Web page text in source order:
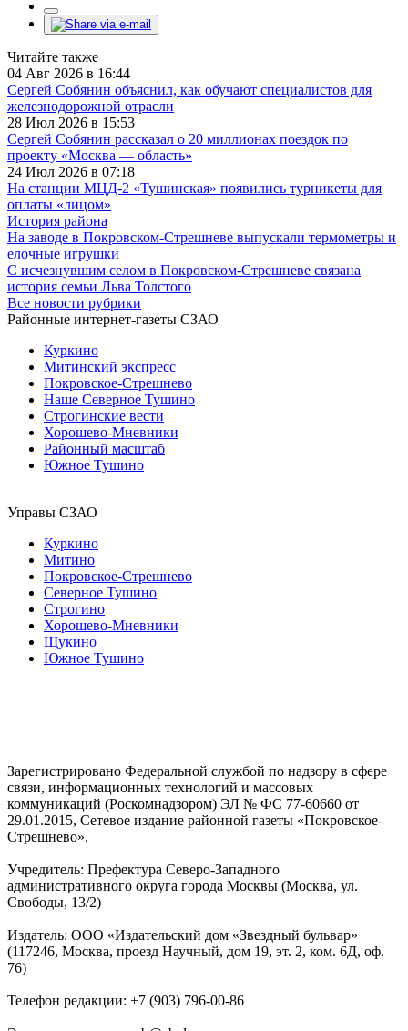
Читайте также
04 Авг 2026 в 16:44
Сергей Собянин объяснил, как обучают специалистов для
железнодорожной отрасли
28 Июл 2026 в 15:53
Сергей Собянин рассказал о 20 миллионах поездок по
проекту «Москва — область»
24 Июл 2026 в 07:18
На станции МЦД-2 «Тушинская» появились турникеты для
оплаты «лицом»
История района
На заводе в Покровском-Стрешневе выпускали термометры и
елочные игрушки
С исчезнувшим селом в Покровском-Стрешневе связана
история семьи Льва Толстого
Все новости рубрики
Районные интернет-газеты СЗАО
Куркино
Митинский экспресс
Покровское-Стрешнево
Наше Северное Тушино
Строгинские вести
Хорошево-Мневники
Районный масштаб
Южное Тушино
Управы СЗАО
Куркино
Митино
Покровское-Стрешнево
Северное Тушино
Строгино
Хорошево-Мневники
Щукино
Южное Тушино
Зарегистрировано Федеральной службой по надзору в сфере
связи, информационных технологий и массовых
коммуникаций (Роскомнадзором) ЭЛ № ФС 77-60660 от
29.01.2015, Сетевое издание районной газеты «Покровское-
Стрешнево».
Учредитель: Префектура Северо-Западного
административного округа города Москвы (Москва, ул.
Свободы, 13/2)
Издатель: ООО «Издательский дом «Звездный бульвар»
(117246, Москва, проезд Научный, дом 19, эт. 2, ком. 6Д, оф.
76)
Телефон редакции: +7 (903) 796-00-86